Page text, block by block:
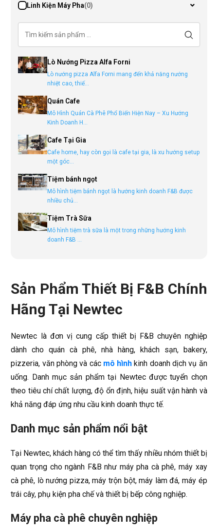
Linh Kiện Máy Pha(0)
Lò Nướng Pizza Alfa Forni
Lò nướng pizza Alfa Forni mang đến khả năng nướng
nhiệt cao, thiế...
Quán Cafe
Mô Hình Quán Cà Phê Phổ Biến Hiện Nay – Xu Hướng
Kinh Doanh H...
Cafe Tại Gia
Cafe home, hay còn gọi là cafe tại gia, là xu hướng setup
một góc...
Tiệm bánh ngọt
Mô hình tiệm bánh ngọt là hướng kinh doanh F&B được
nhiều chủ...
Tiệm Trà Sữa
Mô hình tiệm trà sữa là một trong những hướng kinh
doanh F&B ...
Sản Phẩm Thiết Bị F&B Chính
Hãng Tại Newtec
Newtec là đơn vị cung cấp thiết bị F&B chuyên nghiệp
dành cho quán cà phê, nhà hàng, khách sạn, bakery,
pizzeria, văn phòng và các mô hình kinh doanh dịch vụ ăn
uống. Danh mục sản phẩm tại Newtec được tuyển chọn
theo tiêu chí chất lượng, độ ổn định, hiệu suất vận hành và
khả năng đáp ứng nhu cầu kinh doanh thực tế.
Danh mục sản phẩm nổi bật
Tại Newtec, khách hàng có thể tìm thấy nhiều nhóm thiết bị
quan trọng cho ngành F&B như máy pha cà phê, máy xay
cà phê, lò nướng pizza, máy trộn bột, máy làm đá, máy ép
trái cây, phụ kiện pha chế và thiết bị bếp công nghiệp.
Máy pha cà phê chuyên nghiệp